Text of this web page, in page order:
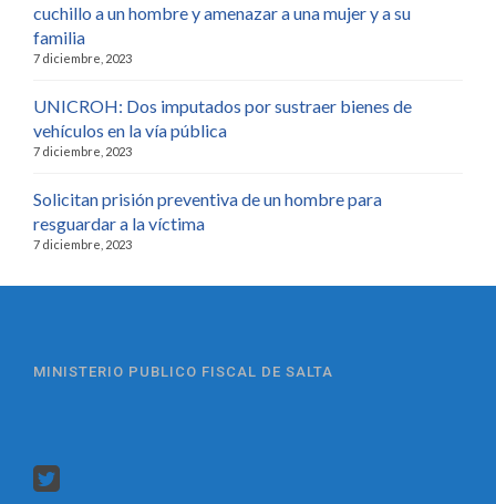
cuchillo a un hombre y amenazar a una mujer y a su
familia
7 diciembre, 2023
UNICROH: Dos imputados por sustraer bienes de
vehículos en la vía pública
7 diciembre, 2023
Solicitan prisión preventiva de un hombre para
resguardar a la víctima
7 diciembre, 2023
MINISTERIO PUBLICO FISCAL DE SALTA